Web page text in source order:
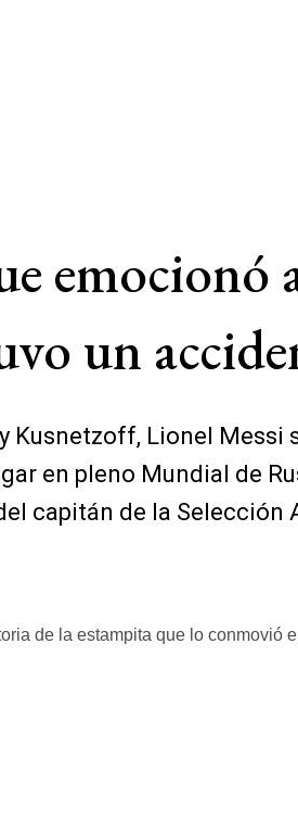
emocionó
un
Kusnetzoff, Lionel
en pleno Mundial de
capitán de la Selección